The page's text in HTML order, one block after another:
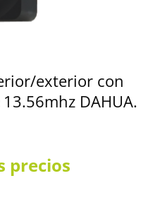
exterior con
DAHUA.
precios